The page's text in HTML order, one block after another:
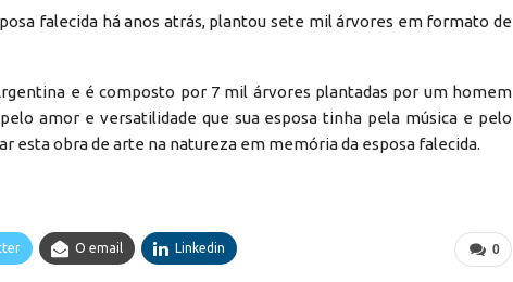
falecida há anos atrás, plantou sete mil árvores em formato de
e é composto por 7 mil árvores plantadas por um homem
amor e versatilidade que sua esposa tinha pela música e pelo
esta obra de arte na natureza em memória da esposa falecida.
0
O email Linkedin